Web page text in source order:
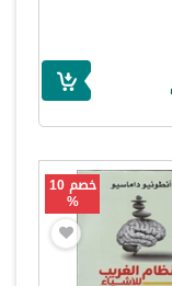
خصم 10
%